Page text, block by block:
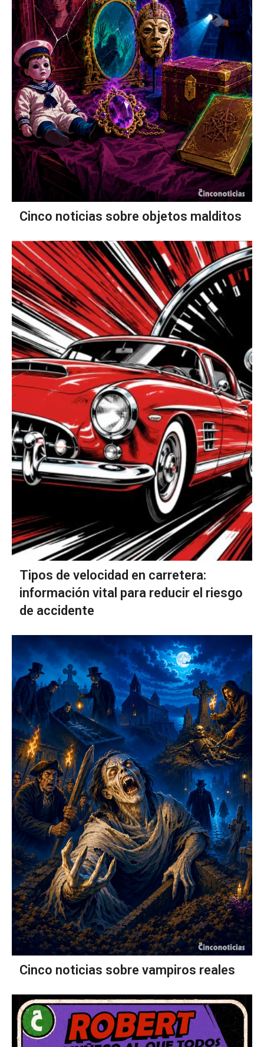
Cinco noticias sobre objetos malditos
Tipos de velocidad en carretera:
información vital para reducir el riesgo
de accidente
Cinco noticias sobre vampiros reales